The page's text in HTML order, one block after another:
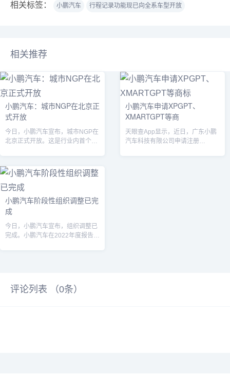
相关标签： 小鹏汽车 行程记录功能现已向全系车型开放
相关推荐
小鹏汽车：城市NGP在北京正
式开放
今日，小鹏汽车宣布，城市NGP在
北京正式开放。这是行业内首个在
小鹏汽车申请XPGPT、
XMARTGPT等商
天眼查App显示，近日，广东小鹏
汽车科技有限公司申请注册
小鹏汽车阶段性组织调整已完
成
今日，小鹏汽车宣布，组织调整已
完成。小鹏汽车在2022年度报告中
评论列表 （0条）